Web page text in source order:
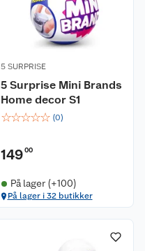
5 SURPRISE
5 Surprise Mini Brands
Home decor S1
☆☆☆☆☆ (0)
14900
På lager (+100)
På lager i 32 butikker